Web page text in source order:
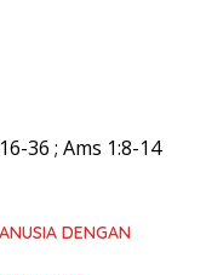
36 ; Ams 1:8-14
DENGAN